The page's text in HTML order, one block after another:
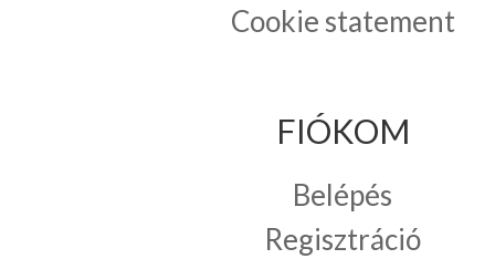
Cookie statement
FIÓKOM
Belépés
Regisztráció